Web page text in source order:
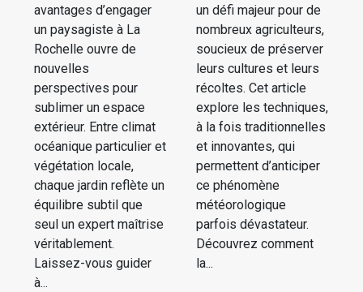
avantages d’engager
un paysagiste à La
Rochelle ouvre de
nouvelles
perspectives pour
sublimer un espace
extérieur. Entre climat
océanique particulier et
végétation locale,
chaque jardin reflète un
équilibre subtil que
seul un expert maîtrise
véritablement.
Laissez-vous guider
à...
un défi majeur pour de
nombreux agriculteurs,
soucieux de préserver
leurs cultures et leurs
récoltes. Cet article
explore les techniques,
à la fois traditionnelles
et innovantes, qui
permettent d’anticiper
ce phénomène
météorologique
parfois dévastateur.
Découvrez comment
la...